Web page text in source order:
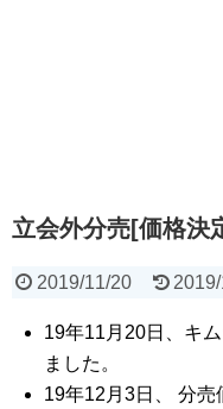
立会外分売[価格決
2019/11/20
19年11月20日、キ
ました。
19年12月3日、 分売